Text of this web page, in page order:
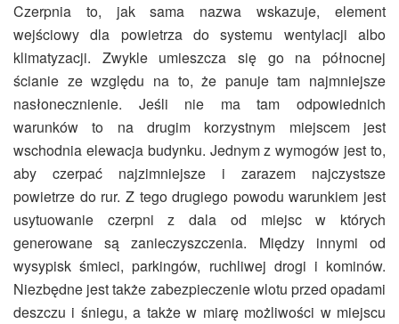
Czerpnia to, jak sama nazwa wskazuje, element
wejściowy dla powietrza do systemu wentylacji albo
klimatyzacji. Zwykle umieszcza się go na północnej
ścianie ze względu na to, że panuje tam najmniejsze
nasłonecznienie. Jeśli nie ma tam odpowiednich
warunków to na drugim korzystnym miejscem jest
wschodnia elewacja budynku. Jednym zwymogów jest to,
aby czerpać najzimniejsze i zarazem najczystsze
powietrze do rur. Z tego drugiego powodu warunkiem jest
usytuowanie czerpni z dala od miejsc w których
generowane są zanieczyszczenia. Między innymi od
wysypisk śmieci, parkingów, ruchliwej drogi i kominów.
Niezbędne jest także zabezpieczenie wlotu przed opadami
deszczu i śniegu, a także w miarę możliwości w miejscu